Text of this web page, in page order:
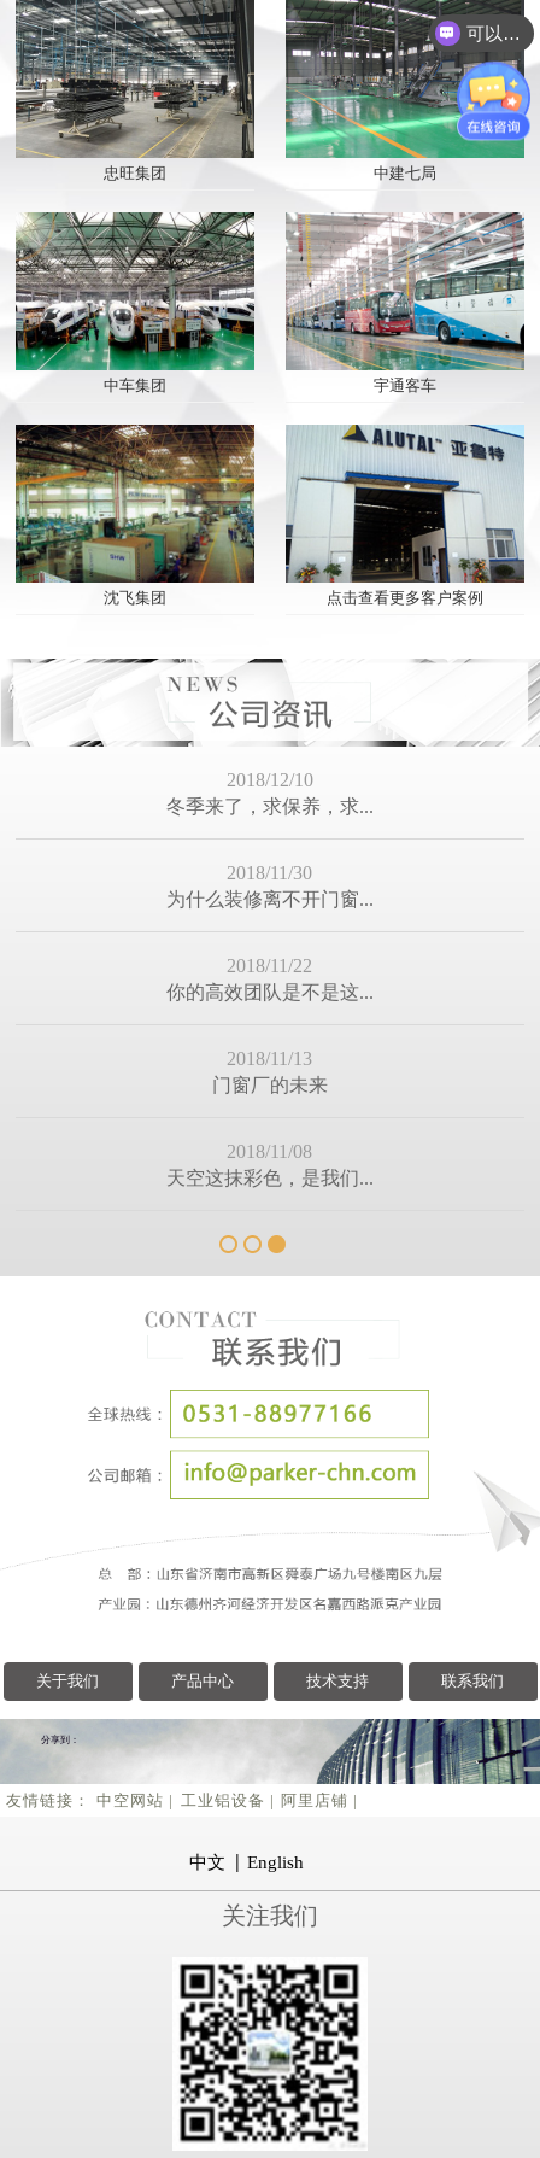
忠旺集团 中建七局
中车集团 宇通客车
沈飞集团 点击查看更多客户案例
2019/07/19
最完美的门窗 从“它...
2019/05/14
门窗幕墙加工中，如何...
2019/04/04
感谢“苏明玉”为行业...
2019/03/06
派克机器迎来春季好势...
2018完美收官 2019迎...
2019/01/27
我们全力以赴——只为...
2018/12/28
嘘寒问暖，不如你我相...
2018/12/10
冬季来了，求保养，求...
2018/11/30
为什么装修离不开门窗...
2018/11/22
你的高效团队是不是这...
2018/11/13
门窗厂的未来
2018/11/08
天空这抹彩色，是我们...
关于我们 产品中心 技术支持 联系我们
分享到：
友情链接： 中空网站 | 工业铝设备 | 阿里店铺 |
中文 English
关注我们
可以介绍下你们的产品么？